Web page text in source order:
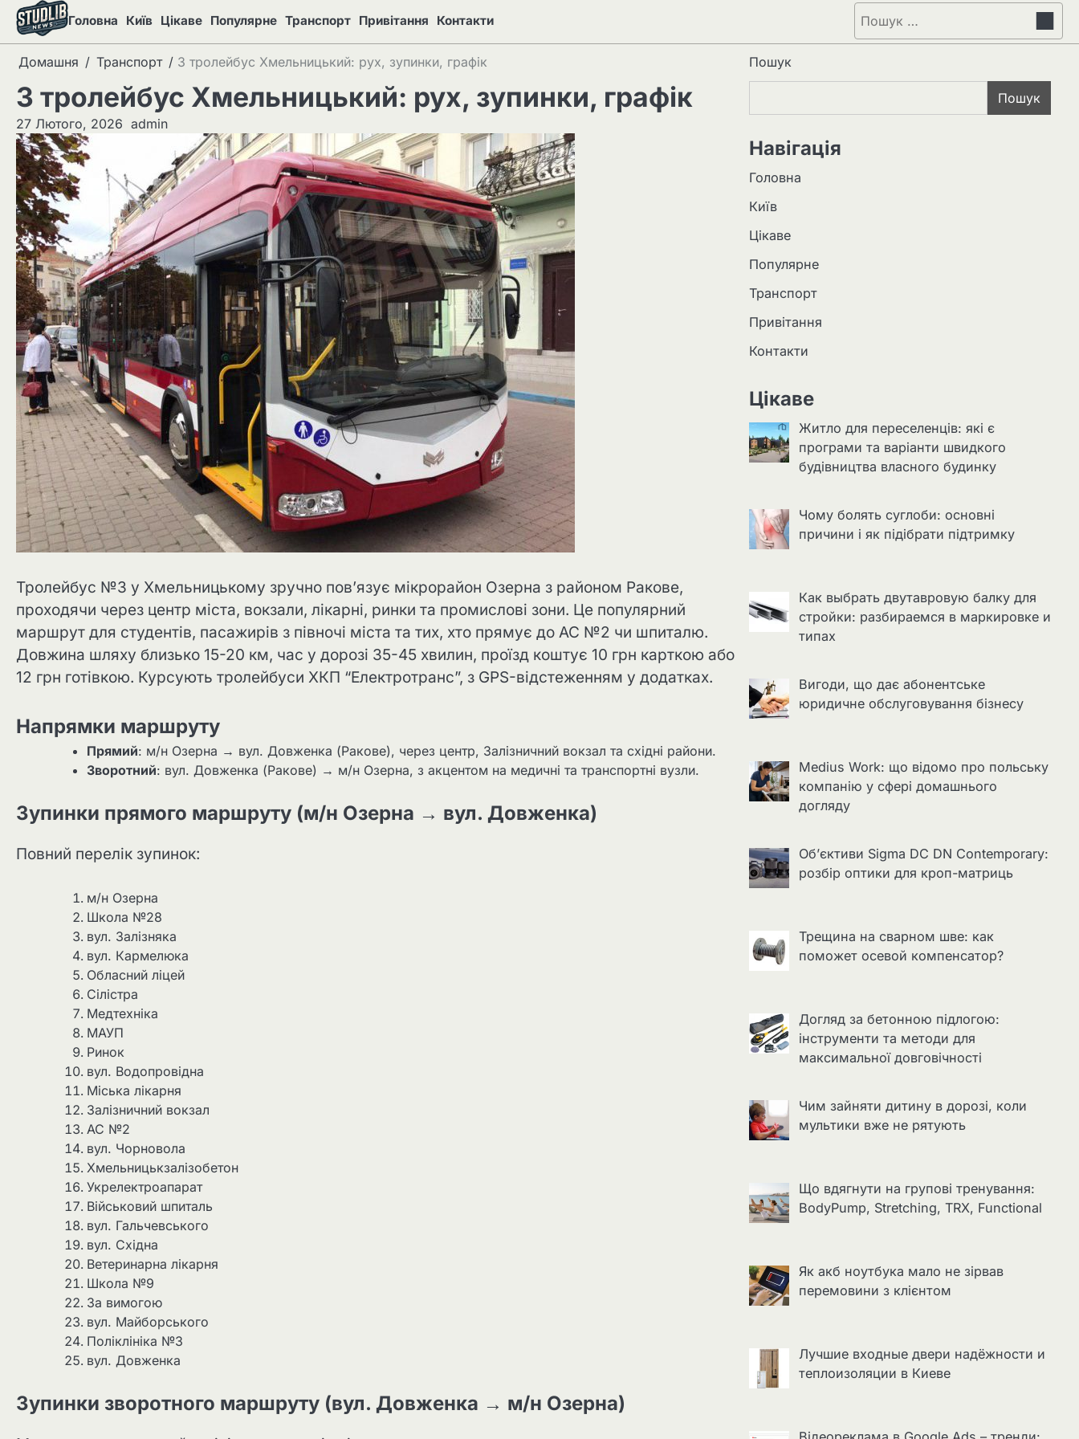
Перейти
вмісту
Головна Київ Цікаве Популярне Транспорт Привітання Контакти Пошук:
Домашня Транспорт 3 тролейбус Хмельницький: рух, зупинки, графік
3 тролейбус Хмельницький: рух, зупинки, графік
27 Лютого, 2026 admin
Тролейбус №3 у Хмельницькому зручно пов’язує мікрорайон Озерна з районом Ракове,
проходячи через центр міста, вокзали, лікарні, ринки та промислові зони. Це популярний
маршрут для студентів, пасажирів з півночі міста та тих, хто прямує до АС №2 чи шпиталю.
Довжина шляху близько 15-20 км, час у дорозі 35-45 хвилин, проїзд коштує 10 грн карткою або
12 грн готівкою. Курсують тролейбуси ХКП “Електротранс”, з GPS-відстеженням у додатках.
Напрямки маршруту
Прямий: м/н Озерна → вул. Довженка (Ракове), через центр, Залізничний вокзал та східні райони.
Зворотний: вул. Довженка (Ракове) → м/н Озерна, з акцентом на медичні та транспортні вузли.
Зупинки прямого маршруту (м/н Озерна → вул. Довженка)
Повний перелік зупинок:
м/н Озерна
Школа №28
вул. Залізняка
вул. Кармелюка
Обласний ліцей
Сілістра
Медтехніка
МАУП
Ринок
вул. Водопровідна
Міська лікарня
Залізничний вокзал
АС №2
вул. Чорновола
Хмельницькзалізобетон
Укрелектроапарат
Військовий шпиталь
вул. Гальчевського
вул. Східна
Ветеринарна лікарня
Школа №9
За вимогою
вул. Майборського
Поліклініка №3
вул. Довженка
Зупинки зворотного маршруту (вул. Довженка → м/н Озерна)
Пошук
Пошук
Навігація
Головна
Київ
Цікаве
Популярне
Транспорт
Привітання
Контакти
Цікаве
Житло для переселенців: які є
програми та варіанти швидкого
будівництва власного будинку
Чому болять суглоби: основні
причини і як підібрати підтримку
Как выбрать двутавровую балку для
стройки: разбираемся в маркировке и
типах
Вигоди, що дає абонентське
юридичне обслуговування бізнесу
Medius Work: що відомо про польську
компанію у сфері домашнього
догляду
Об’єктиви Sigma DC DN Contemporary:
розбір оптики для кроп-матриць
Трещина на сварном шве: как
поможет осевой компенсатор?
Догляд за бетонною підлогою:
інструменти та методи для
максимальної довговічності
Чим зайняти дитину в дорозі, коли
мультики вже не рятують
Що вдягнути на групові тренування:
BodyPump, Stretching, TRX, Functional
Як акб ноутбука мало не зірвав
перемовини з клієнтом
Лучшие входные двери надёжности и
теплоизоляции в Киеве